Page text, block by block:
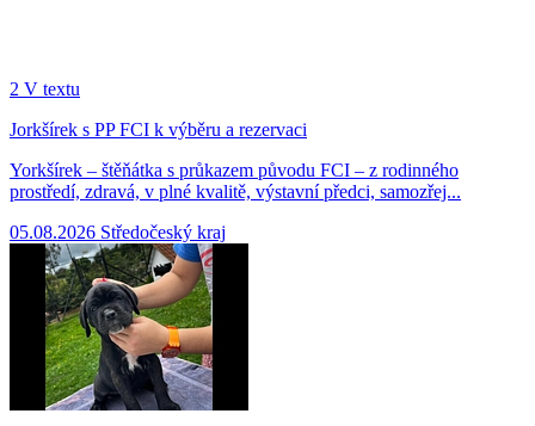
2 V textu
Jorkšírek s PP FCI k výběru a rezervaci
Yorkšírek – štěňátka s průkazem původu FCI – z rodinného
prostředí, zdravá, v plné kvalitě, výstavní předci, samozřej...
05.08.2026 Středočeský kraj